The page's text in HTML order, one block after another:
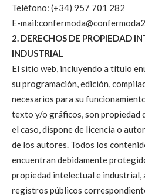
Teléfono: (+34) 957 701 282
E-
2. DERECHOS DE PROPIEDAD
INDUSTRIAL
El sitio web, incluyendo a título
su programación, edición,
necesarios para su
texto y/o gráficos, son propiedad
el caso, dispone de licencia o
de los autores. Todos los
encuentran debidamente
propiedad intelectual e industrial,
registros públicos